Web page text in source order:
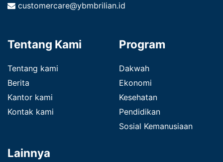
customercare@ybmbrilian.id
Tentang Kami
Tentang kami
Berita
Kantor kami
Kontak kami
Program
Dakwah
Ekonomi
Kesehatan
Pendidikan
Sosial Kemanusiaan
Lainnya